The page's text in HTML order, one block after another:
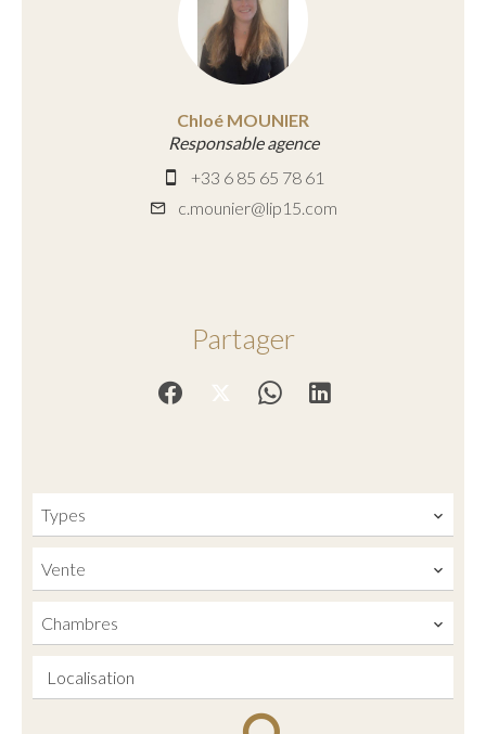
Chloé MOUNIER
Responsable agence
+33 6 85 65 78 61
c.mounier@lip15.com
Partager
Types
Vente
Chambres
Localisation